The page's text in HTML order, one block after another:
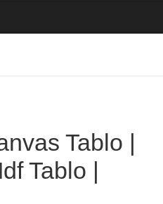
Tablo |
Tablo |